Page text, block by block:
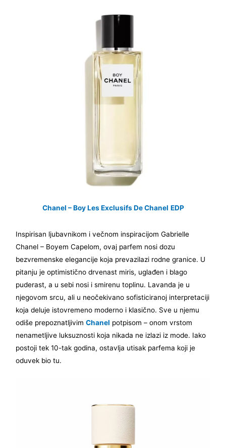
Chanel – Boy Les Exclusifs De Chanel EDP
Inspirisan ljubavnikom i večnom inspiracijom Gabrielle
Chanel – Boyem Capelom, ovaj parfem nosi dozu
bezvremenske elegancije koja prevazilazi rodne granice. U
pitanju je optimistično drvenast miris, uglađen i blago
puderast, a u sebi nosi i smirenu toplinu. Lavanda je u
njegovom srcu, ali u neočekivano sofisticiranoj interpretaciji
koja deluje istovremeno moderno i klasično. Sve u njemu
odiše prepoznatljivimChanel potpisom – onom vrstom
nenametljive luksuznosti koja nikada ne izlazi iz mode. Iako
postoji tek 10-tak godina, ostavlja utisak parfema koji je
oduvek bio tu.